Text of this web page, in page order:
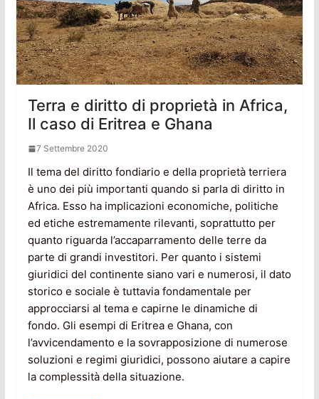
Terra e diritto di proprietà in Africa,
Il caso di Eritrea e Ghana
7 Settembre 2020
Il tema del diritto fondiario e della proprietà terriera
è uno dei più importanti quando si parla di diritto in
Africa. Esso ha implicazioni economiche, politiche
ed etiche estremamente rilevanti, soprattutto per
quanto riguarda l’accaparramento delle terre da
parte di grandi investitori. Per quanto i sistemi
giuridici del continente siano vari e numerosi, il dato
storico e sociale è tuttavia fondamentale per
approcciarsi al tema e capirne le dinamiche di
fondo. Gli esempi di Eritrea e Ghana, con
l’avvicendamento e la sovrapposizione di numerose
soluzioni e regimi giuridici, possono aiutare a capire
la complessità della situazione.